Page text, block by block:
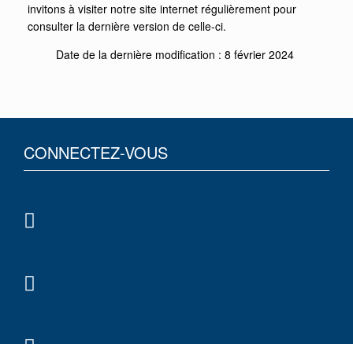
invitons à visiter notre site internet régulièrement pour
consulter la dernière version de celle-ci.
Date de la dernière modification : 8 février 2024
CONNECTEZ-VOUS